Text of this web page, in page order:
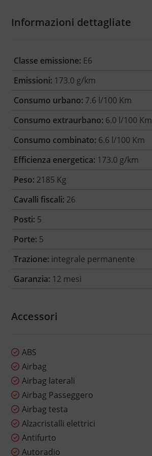
Informazioni dettagliate
Classe emissione: E6
Emissioni: 173.0 g/km
Consumo urbano: 7.6 l/100 Km
Consumo extraurbano: 6.0 l/100 Km
Consumo combinato: 6.6 l/100 Km
Efficienza energetica: 173.0 g/km
Peso: 2185 Kg
Cavalli fiscali: 26
Posti: 5
Porte: 5
Trazione: integrale permanente
Garanzia: 12 mesi
Accessori
ABS
Airbag
Airbag laterali
Airbag Passeggero
Airbag testa
Alzacristalli elettrici
Antifurto
Autoradio